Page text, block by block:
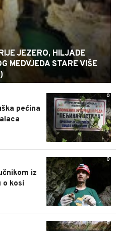
JEZERO, HILJADE
MEDVJEDA STARE VIŠE
0
pećina
0
iz
o kosi
0